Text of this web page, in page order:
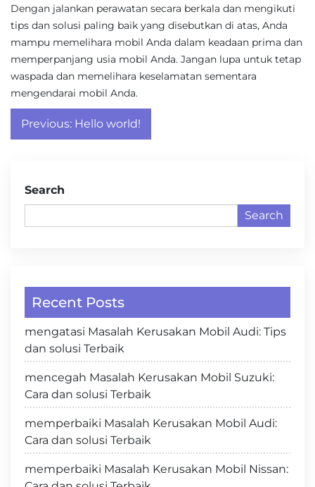
Dengan jalankan perawatan secara berkala dan mengikuti
tips dan solusi paling baik yang disebutkan di atas, Anda
mampu memelihara mobil Anda dalam keadaan prima dan
memperpanjang usia mobil Anda. Jangan lupa untuk tetap
waspada dan memelihara keselamatan sementara
mengendarai mobil Anda.
Post
navigation
Previous: Hello world!
Search
Search
Recent Posts
mengatasi Masalah Kerusakan Mobil Audi: Tips
dan solusi Terbaik
mencegah Masalah Kerusakan Mobil Suzuki:
Cara dan solusi Terbaik
memperbaiki Masalah Kerusakan Mobil Audi:
Cara dan solusi Terbaik
memperbaiki Masalah Kerusakan Mobil Nissan: